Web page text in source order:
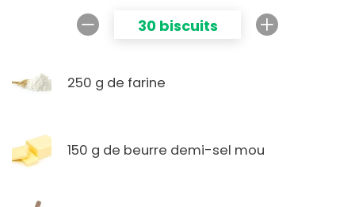
30 biscuits
250 g de farine
150 g de beurre demi-sel mou